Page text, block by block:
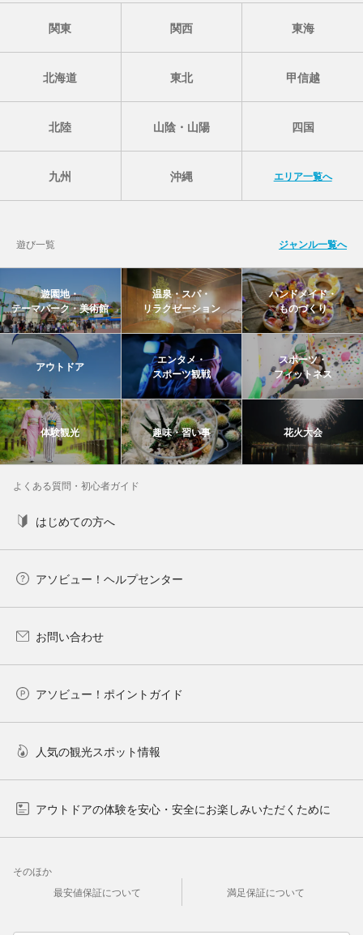
関東 関西 東海
北海道 東北 甲信越
北陸 山陰・山陽 四国
九州 沖縄 エリア一覧へ
遊び一覧 ジャンル一覧へ
遊園地・
テーマパーク・美術館
温泉・スパ・
リラクゼーション
ハンドメイド・
ものづくり
アウトドア
エンタメ・
スポーツ観戦
スポーツ・
フィットネス
体験観光 趣味・習い事 花火大会
よくある質問・初心者ガイド
はじめての方へ
アソビュー！ヘルプセンター
お問い合わせ
アソビュー！ポイントガイド
人気の観光スポット情報
アウトドアの体験を安心・安全にお楽しみいただくために
そのほか
最安値保証について
満足保証について